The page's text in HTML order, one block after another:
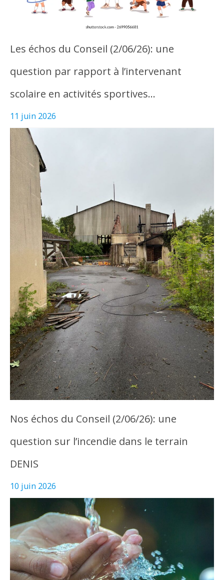
Les échos du Conseil (2/06/26): une
question par rapport à l’intervenant
scolaire en activités sportives…
11 juin 2026
Nos échos du Conseil (2/06/26): une
question sur l’incendie dans le terrain
DENIS
10 juin 2026